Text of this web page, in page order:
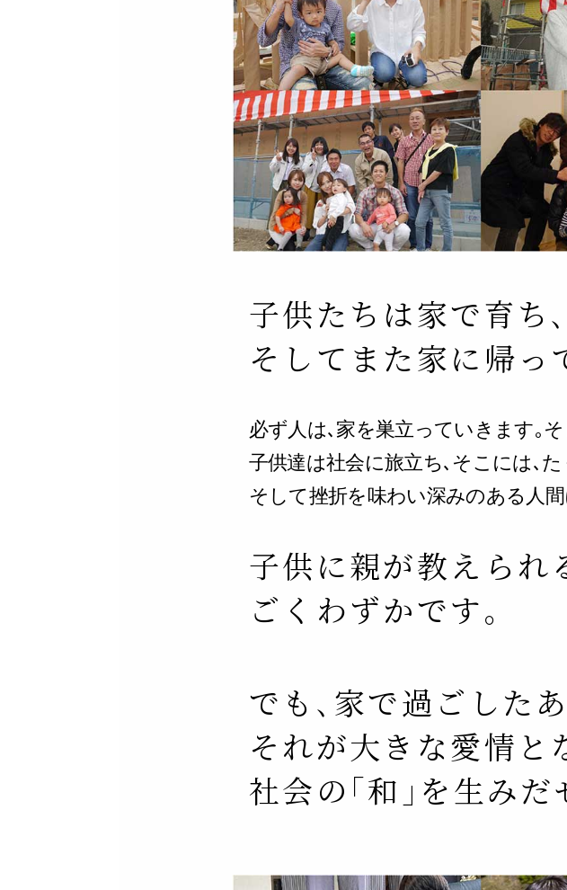
子供たちは家で育ち
そしてまた家に帰っ
必ず人は､家を巣立っていきます｡
子供達は社会に旅立ち､そこには､
そして挫折を味わい深みのある人
子供に親が教えられ
ごくわずかです｡
でも､家で過ごした
それが大きな愛情と
社会の｢和｣を生みだ